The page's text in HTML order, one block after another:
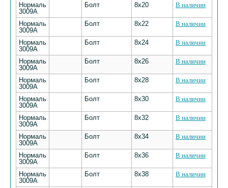
Нормаль
3009А
Болт 8х20 В наличии
Нормаль
3009А
Болт 8х22 В наличии
Нормаль
3009А
Болт 8х24 В наличии
Нормаль
3009А
Болт 8х26 В наличии
Нормаль
3009А
Болт 8х28 В наличии
Нормаль
3009А
Болт 8х30 В наличии
Нормаль
3009А
Болт 8х32 В наличии
Нормаль
3009А
Болт 8х34 В наличии
Нормаль
3009А
Болт 8х36 В наличии
Нормаль
3009А
Болт 8х38 В наличии